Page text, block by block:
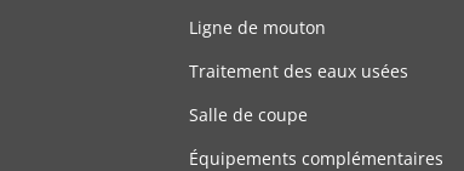
Ligne de mouton
Traitement des eaux usées
Salle de coupe
Équipements complémentaires